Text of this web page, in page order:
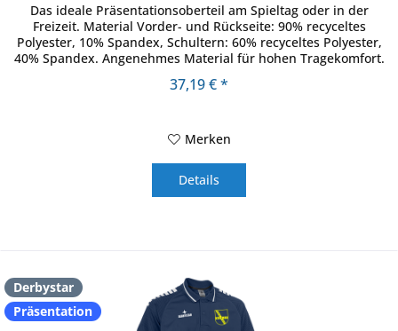
Das ideale Präsentationsoberteil am Spieltag oder in der
Freizeit. Material Vorder- und Rückseite: 90% recyceltes
Polyester, 10% Spandex, Schultern: 60% recyceltes Polyester,
40% Spandex. Angenehmes Material für hohen Tragekomfort.
37,19 € *
Merken
Details
Derbystar
Präsentation